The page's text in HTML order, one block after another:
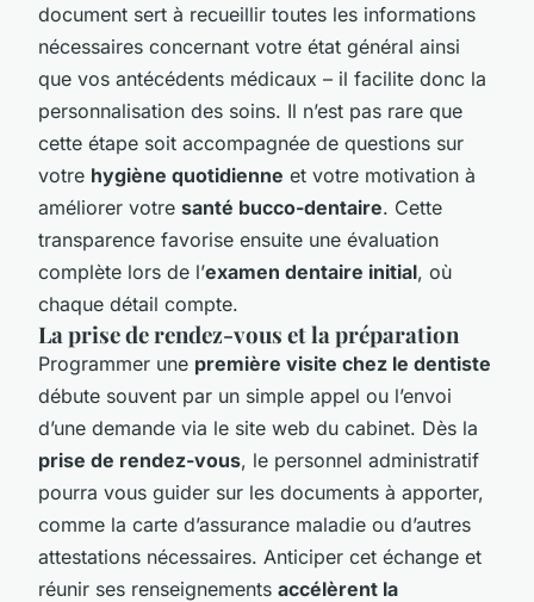
document sert à recueillir toutes les informations
nécessaires concernant votre état général ainsi
que vos antécédents médicaux – il facilite donc la
personnalisation des soins. Il n’est pas rare que
cette étape soit accompagnée de questions sur
votre hygiène quotidienne et votre motivation à
améliorer votre santé bucco-dentaire. Cette
transparence favorise ensuite une évaluation
complète lors de l’examen dentaire initial, où
chaque détail compte.
La prise de rendez-vous et la préparation
Programmer une première visite chez le dentiste
débute souvent par un simple appel ou l’envoi
d’une demande via le site web du cabinet. Dès la
prise de rendez-vous, le personnel administratif
pourra vous guider sur les documents à apporter,
comme la carte d’assurance maladie ou d’autres
attestations nécessaires. Anticiper cet échange et
réunir ses renseignements accélèrent la